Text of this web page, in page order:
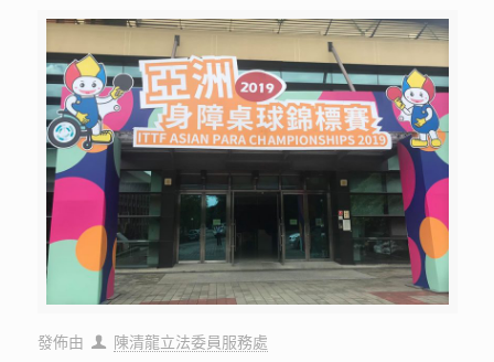
發佈由 陳清龍立法委員服務處